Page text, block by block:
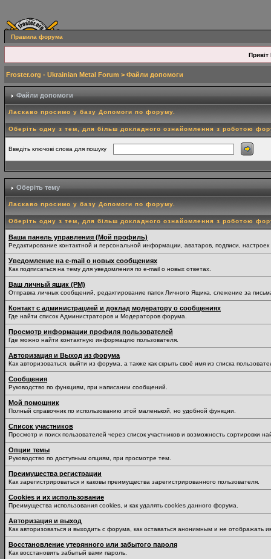
Правила форума
Привіт
Froster.org - Ukrainian Metal Forum > Файли допомоги
Файли допомоги
Ласкаво просимо у базу Допомоги по форуму.
Оберіть одну з тем, для більш докладного ознайомлення з роботою
Введіть ключові слова для пошуку
Оберіть тему
Ласкаво просимо у базу Допомоги по форуму.
Оберіть одну з тем, для більш докладного ознайомлення з роботою
Ваша панель управления (Мой профиль)
Редактирование контактной и персональной информации, аватаров, подписи,
Уведомление на e-mail о новых сообщениях
Как подписаться на тему для уведомления по e-mail о новых ответах.
Ваш личный ящик (PM)
Отправка личных сообщений, редактирование папок Личного Ящика, слежение за
Контакт с администрацией и доклад модератору о сообщениях
Где найти список Администраторов и Модераторов форума.
Просмотр информации профиля пользователей
Где можно найти контактную информацию пользователя.
Авторизация и Выход из форума
Как авторизоваться, выйти из форума, а также как скрыть своё имя из списка
Сообщения
Руководство по функциям, при написании сообщений.
Мой помощник
Полный справочник по использованию этой маленькой, но удобной функции.
Список участников
Просмотр и поиск пользователей через список участников и возможность сортировки
Опции темы
Руководство по доступным опциям, при просмотре тем.
Преимущества регистрации
Как зарегистрироваться и каковы преимущества зарегистрированного пользователя.
Cookies и их использование
Преимущества использования cookies, и как удалять cookies данного форума.
Авторизация и выход
Как авторизоваться и выходить с форума, как оставаться анонимным и не отображать
Восстановление утерянного или забытого пароля
Как восстановить забытый вами пароль.